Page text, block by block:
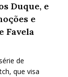
Duque, e
e
Favela
de
que visa